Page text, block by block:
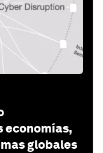
economías,
globales